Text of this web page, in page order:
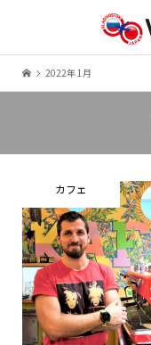
2022年 1月
カフェ